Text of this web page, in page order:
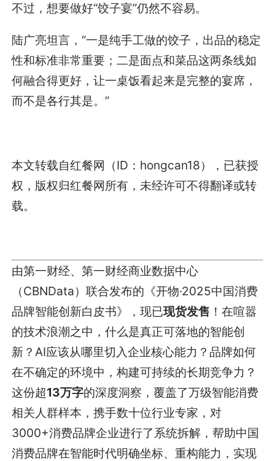
不过，想要做好“饺子宴”仍然不容易。
陆广亮坦言，“一是纯手工做的饺子，出品的稳定
性和标准非常重要；二是面点和菜品这两条线如
何融合得更好，让一桌饭看起来是完整的宴席，
而不是各行其是。”
本文转载自红餐网（ID：hongcan18），已获授
权，版权归红餐网所有，未经许可不得翻译或转
载。
由第一财经、第一财经商业数据中心
（CBNData）联合发布的《开物·2025中国消费
品牌智能创新白皮书》，现已现货发售 ！在喧嚣
的技术浪潮之中，什么是真正可落地的智能创
新？AI应该从哪里切入企业核心能力？品牌如何
在不确定的环境中，构建可持续的长期竞争力？
这份超13万字的深度洞察，覆盖了万级智能消费
相关人群样本，携手数十位行业专家，对
3000+消费品牌企业进行了系统拆解，帮助中国
消费品牌在智能时代明确坐标、重构能力，实现